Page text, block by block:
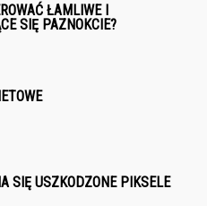
ŁAMLIWE I
SIĘ PAZNOKCIE?
SIĘ USZKODZONE PIKSELE